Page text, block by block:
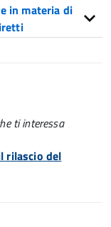
in materia di
ti interessa
rilascio del